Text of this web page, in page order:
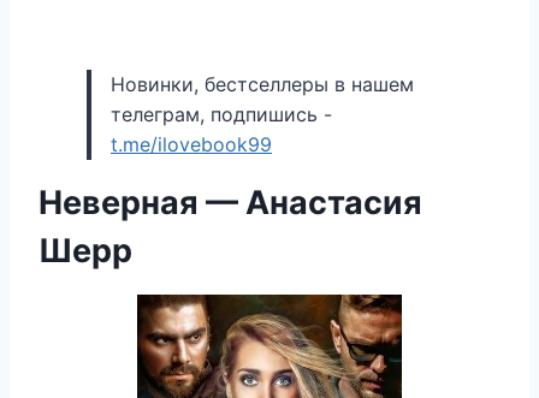
Новинки, бестселлеры в нашем
телеграм, подпишись -
t.me/ilovebook99
Неверная — Анастасия
Шерр